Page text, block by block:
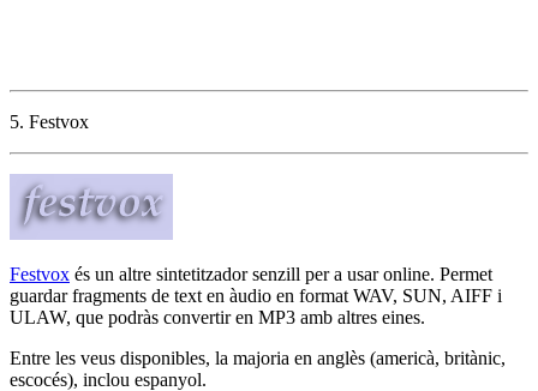
5. Festvox
Festvox és un altre sintetitzador senzill per a usar online. Permet
guardar fragments de text en àudio en format WAV, SUN, AIFF i
ULAW, que podràs convertir en MP3 amb altres eines.
Entre les veus disponibles, la majoria en anglès (americà, britànic,
escocés), inclou espanyol.